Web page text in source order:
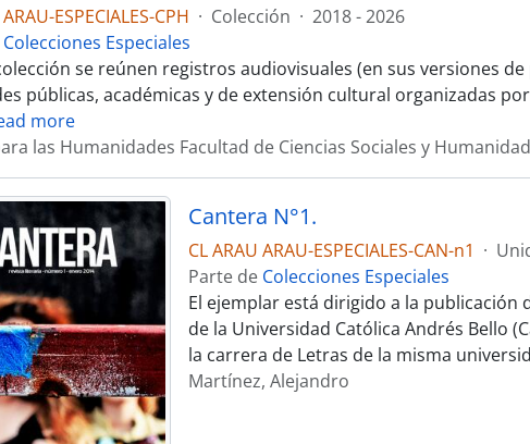
ESPECIALES-CPH · Colección · 2018 - 2026
Colecciones Especiales
se reúnen registros audiovisuales (en sus versiones
públicas, académicas y de extensión cultural organizadas
more
las Humanidades Facultad de Ciencias Sociales y
Cantera N°1.
CL ARAU ARAU-ESPECIALES-CAN-n1 ·
Parte de Colecciones Especiales
El ejemplar está dirigido a la
de la Universidad Católica Andrés Bello
la carrera de Letras de la misma
Martínez, Alejandro